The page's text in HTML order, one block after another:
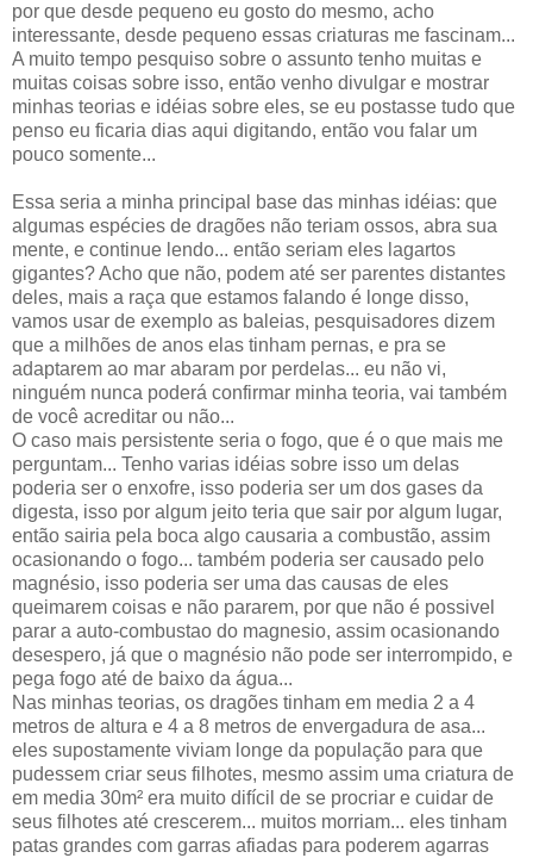
por que desde pequeno eu gosto do mesmo, acho
interessante, desde pequeno essas criaturas me fascinam...
A muito tempo pesquiso sobre o assunto tenho muitas e
muitas coisas sobre isso, então venho divulgar e mostrar
minhas teorias e idéias sobre eles, se eu postasse tudo que
penso eu ficaria dias aqui digitando, então vou falar um
pouco somente...
Essa seria a minha principal base das minhas idéias: que
algumas espécies de dragões não teriam ossos, abra sua
mente, e continue lendo... então seriam eles lagartos
gigantes? Acho que não, podem até ser parentes distantes
deles, mais a raça que estamos falando é longe disso,
vamos usar de exemplo as baleias, pesquisadores dizem
que a milhões de anos elas tinham pernas, e pra se
adaptarem ao mar abaram por perdelas... eu não vi,
ninguém nunca poderá confirmar minha teoria, vai também
de você acreditar ou não...
O caso mais persistente seria o fogo, que é o que mais me
perguntam... Tenho varias idéias sobre isso um delas
poderia ser o enxofre, isso poderia ser um dos gases da
digesta, isso por algum jeito teria que sair por algum lugar,
então sairia pela boca algo causaria a combustão, assim
ocasionando o fogo... também poderia ser causado pelo
magnésio, isso poderia ser uma das causas de eles
queimarem coisas e não pararem, por que não é possivel
parar a auto-combustao do magnesio, assim ocasionando
desespero, já que o magnésio não pode ser interrompido, e
pega fogo até de baixo da água...
Nas minhas teorias, os dragões tinham em media 2 a 4
metros de altura e 4 a 8 metros de envergadura de asa...
eles supostamente viviam longe da população para que
pudessem criar seus filhotes, mesmo assim uma criatura de
em media 30m² era muito difícil de se procriar e cuidar de
seus filhotes até crescerem... muitos morriam... eles tinham
patas grandes com garras afiadas para poderem agarras